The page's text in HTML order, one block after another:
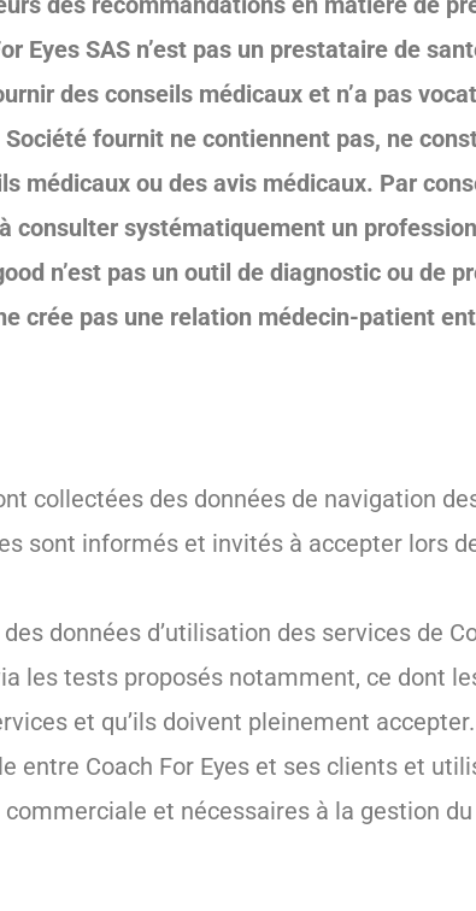
Eyes SAS n’est pas un prestataire de
des conseils médicaux et n’a pas
fournit ne contiennent pas, ne
médicaux ou des avis médicaux. Par
consulter systématiquement un
n’est pas un outil de diagnostic ou de
crée pas une relation médecin-patient
collectées des données de navigation
sont informés et invités à accepter lors
données d’utilisation des services de
les tests proposés notamment, ce dont
et qu’ils doivent pleinement accepter.
entre Coach For Eyes et ses clients et
et nécessaires à la gestion